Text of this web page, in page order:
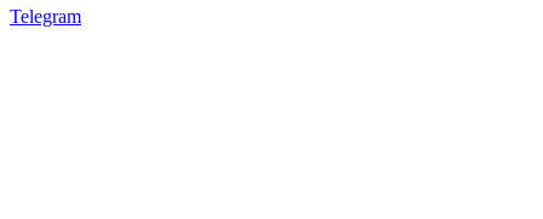
Telegram